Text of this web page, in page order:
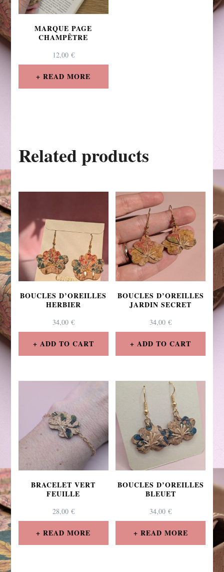
MARQUE PAGE
CHAMPÊTRE
12,00 €
READ MORE
Related products
BOUCLES D’OREILLES
HERBIER
34,00 €
ADD TO CART
BOUCLES D’OREILLES
JARDIN SECRET
34,00€
ADD TO CART
BRACELET VERT
FEUILLE
28,00 €
READ MORE
BOUCLES D’OREILLES
BLEUET
34,00€
READ MORE